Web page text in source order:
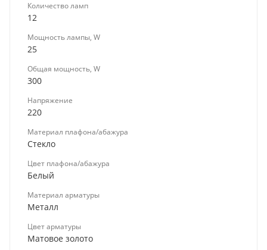
Количество ламп
12
Мощность лампы, W
25
Общая мощность, W
300
Напряжение
220
Материал плафона/абажура
Стекло
Цвет плафона/абажура
Белый
Материал арматуры
Металл
Цвет арматуры
Матовое золото